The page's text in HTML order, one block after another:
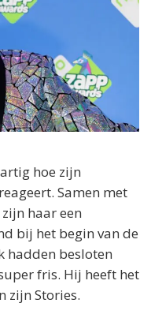
hoe zijn
Samen met
haar een
bij het begin van de
hadden besloten
fris. Hij heeft het
zijn Stories.